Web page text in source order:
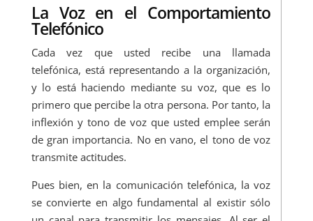
La Voz en el Comportamiento
Telefónico
Cada vez que usted recibe una llamada
telefónica, está representando a la organización,
y lo está haciendo mediante su voz, que es lo
primero que percibe la otra persona. Por tanto, la
inflexión y tono de voz que usted emplee serán
de gran importancia. No en vano, el tono de voz
transmite actitudes.
Pues bien, en la comunicación telefónica, la voz
se convierte en algo fundamental al existir sólo